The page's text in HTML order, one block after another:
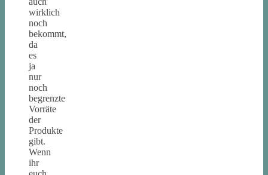
wirklich
noch
bekommt,
da
es
ja
nur
noch
begrenzte
Vorräte
der
Produkte
gibt.
Wenn
ihr